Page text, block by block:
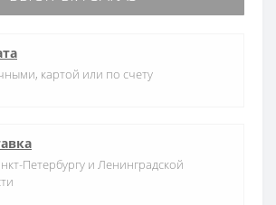
картой или по счету
Петербургу и Ленинградской